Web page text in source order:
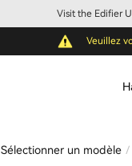
Visit the Edifier
Veuillez
Sélectionner un modèle